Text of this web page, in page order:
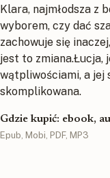
Klara, najmłodsza z
wyborem, czy dać
zachowuje się
jest to zmiana.Łucja,
wątpliwościami, a jej
skomplikowana.
Gdzie kupić: ebook,
Epub, Mobi, PDF, MP3